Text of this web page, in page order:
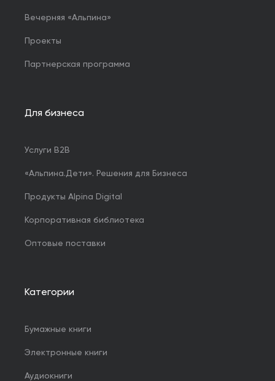
Вечерняя «Альпина»
Проекты
Партнерская программа
Для бизнеса
Услуги B2B
«Альпина.Дети». Решения для Бизнеса
Продукты Alpina Digital
Корпоративная библиотека
Оптовые поставки
Категории
Бумажные книги
Электронные книги
Аудиокниги